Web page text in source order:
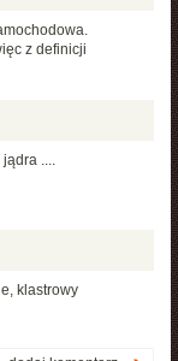
z definicji
....
klastrowy